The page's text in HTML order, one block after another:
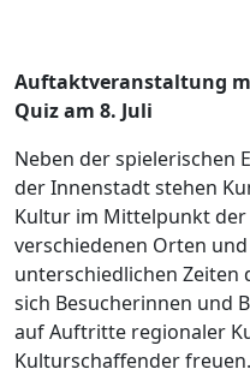
Auftaktveranstaltung
Quiz am 8. Juli
Neben der spielerischen
der Innenstadt stehen
Kultur im Mittelpunkt der
verschiedenen Orten
unterschiedlichen Zeiten
sich Besucherinnen und
auf Auftritte regionaler
Kulturschaffender freuen.